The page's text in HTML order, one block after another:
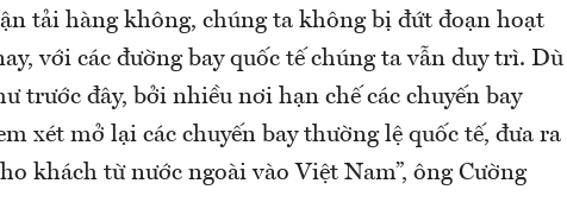
tải hàng không, chúng ta không bị đứt đoạn hoạt
với các đường bay quốc tế chúng ta vẫn duy trì. Dù
trước đây, bởi nhiều nơi hạn chế các chuyến bay
xét mở lại các chuyến bay thường lệ quốc tế, đưa ra
khách từ nước ngoài vào Việt Nam”, ông Cường